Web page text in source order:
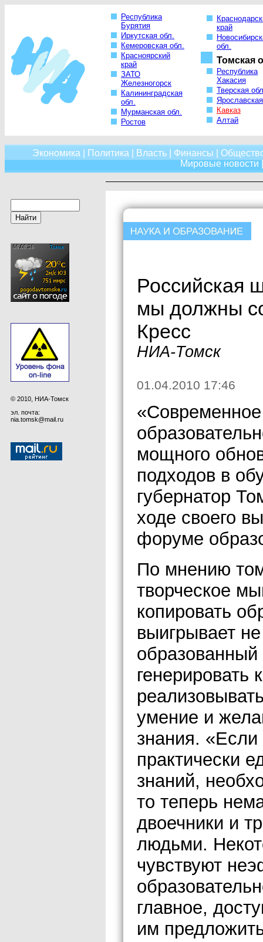
Республика
Бурятия
Иркутская обл.
Кемеровская обл.
Красноярский
край
ЗАТО
Железногорск
Калининградская
обл.
Мурманская обл.
Ростов
край
обл.
Томская
Республика
Хакасия
Тверская
Кавказ
Алтай
Экономика Политика Власть Финансы
Мировые новости
© 2010, НИА-Томск
эл. почта:
nia.tomsk@mail.ru
Российская
мы должны
Кресс
НИА-Томск
01.04.2010 17:46
«Современное
мощного
подходов в
губернатор
ходе своего
форуме
По мнению
творческое
копировать
выигрывает
образованный
генерировать
умение и
знания.
практически
знаний,
то теперь
двоечники и
людьми.
чувствуют
главное,
им